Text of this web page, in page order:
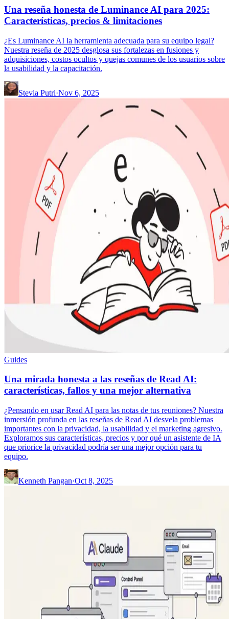
Una reseña honesta de Luminance AI para 2025:
Características, precios & limitaciones
¿Es Luminance AI la herramienta adecuada para su equipo legal?
Nuestra reseña de 2025 desglosa sus fortalezas en fusiones y
adquisiciones, costos ocultos y quejas comunes de los usuarios sobre
la usabilidad y la capacitación.
Stevia Putri·Nov 6, 2025
Guides
Una mirada honesta a las reseñas de Read AI:
características, fallos y una mejor alternativa
¿Pensando en usar Read AI para las notas de tus reuniones? Nuestra
inmersión profunda en las reseñas de Read AI desvela problemas
importantes con la privacidad, la usabilidad y el marketing agresivo.
Exploramos sus características, precios y por qué un asistente de IA
que priorice la privacidad podría ser una mejor opción para tu
equipo.
Kenneth Pangan·Oct 8, 2025